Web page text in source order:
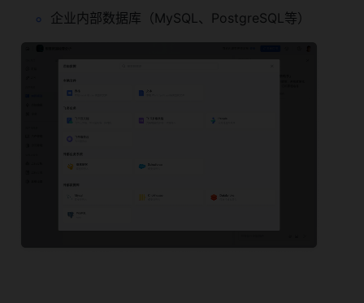
企业内部数据库（MySQL、PostgreSQL等）